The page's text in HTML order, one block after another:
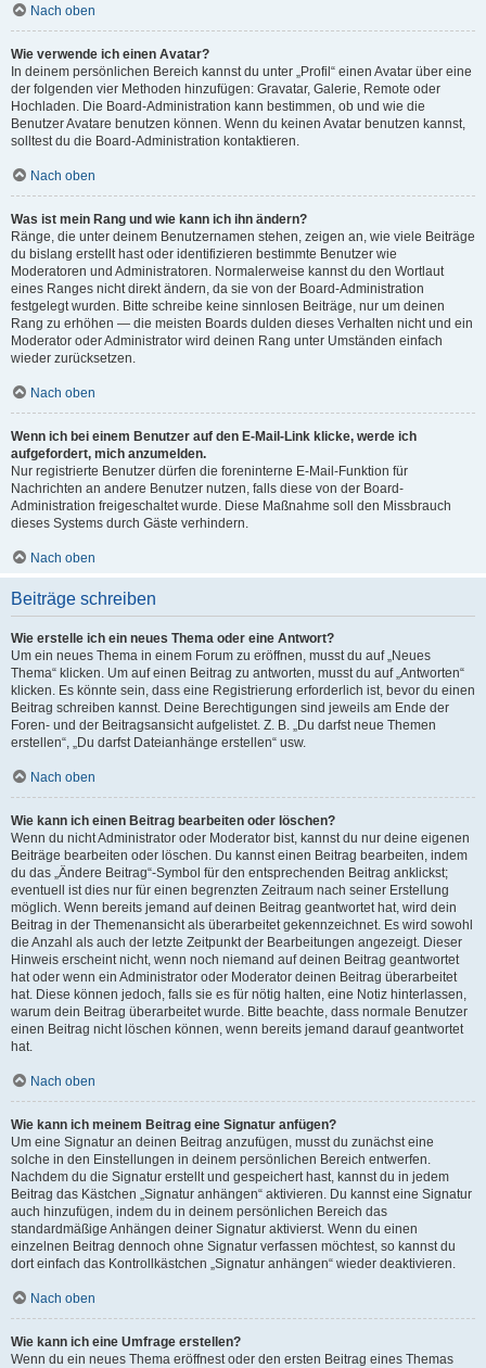
Nach oben
Wie verwende ich einen Avatar?
In deinem persönlichen Bereich kannst du unter „Profil“ einen Avatar über eine
der folgenden vier Methoden hinzufügen: Gravatar, Galerie, Remote oder
Hochladen. Die Board-Administration kann bestimmen, ob und wie die
Benutzer Avatare benutzen können. Wenn du keinen Avatar benutzen kannst,
solltest du die Board-Administration kontaktieren.
Nach oben
Was ist mein Rang und wie kann ich ihn ändern?
Ränge, die unter deinem Benutzernamen stehen, zeigen an, wie viele Beiträge
du bislang erstellt hast oder identifizieren bestimmte Benutzer wie
Moderatoren und Administratoren. Normalerweise kannst du den Wortlaut
eines Ranges nicht direkt ändern, da sie von der Board-Administration
festgelegt wurden. Bitte schreibe keine sinnlosen Beiträge, nur um deinen
Rang zu erhöhen — die meisten Boards dulden dieses Verhalten nicht und ein
Moderator oder Administrator wird deinen Rang unter Umständen einfach
wieder zurücksetzen.
Nach oben
Wenn ich bei einem Benutzer auf den E-Mail-Link klicke, werde ich
aufgefordert, mich anzumelden.
Nur registrierte Benutzer dürfen die foreninterne E-Mail-Funktion für
Nachrichten an andere Benutzer nutzen, falls diese von der Board-
Administration freigeschaltet wurde. Diese Maßnahme soll den Missbrauch
dieses Systems durch Gäste verhindern.
Nach oben
Beiträge schreiben
Wie erstelle ich ein neues Thema oder eine Antwort?
Um ein neues Thema in einem Forum zu eröffnen, musst du auf „Neues
Thema“ klicken. Um auf einen Beitrag zu antworten, musst du auf „Antworten“
klicken. Es könnte sein, dass eine Registrierung erforderlich ist, bevor du einen
Beitrag schreiben kannst. Deine Berechtigungen sind jeweils am Ende der
Foren- und der Beitragsansicht aufgelistet. Z. B. „Du darfst neue Themen
erstellen“, „Du darfst Dateianhänge erstellen“ usw.
Nach oben
Wie kann ich einen Beitrag bearbeiten oder löschen?
Wenn du nicht Administrator oder Moderator bist, kannst du nur deine eigenen
Beiträge bearbeiten oder löschen. Du kannst einen Beitrag bearbeiten, indem
du das „Ändere Beitrag“-Symbol für den entsprechenden Beitrag anklickst;
eventuell ist dies nur für einen begrenzten Zeitraum nach seiner Erstellung
möglich. Wenn bereits jemand auf deinen Beitrag geantwortet hat, wird dein
Beitrag in der Themenansicht als überarbeitet gekennzeichnet. Es wird sowohl
die Anzahl als auch der letzte Zeitpunkt der Bearbeitungen angezeigt. Dieser
Hinweis erscheint nicht, wenn noch niemand auf deinen Beitrag geantwortet
hat oder wenn ein Administrator oder Moderator deinen Beitrag überarbeitet
hat. Diese können jedoch, falls sie es für nötig halten, eine Notiz hinterlassen,
warum dein Beitrag überarbeitet wurde. Bitte beachte, dass normale Benutzer
einen Beitrag nicht löschen können, wenn bereits jemand darauf geantwortet
hat.
Nach oben
Wie kann ich meinem Beitrag eine Signatur anfügen?
Um eine Signatur an deinen Beitrag anzufügen, musst du zunächst eine
solche in den Einstellungen in deinem persönlichen Bereich entwerfen.
Nachdem du die Signatur erstellt und gespeichert hast, kannst du in jedem
Beitrag das Kästchen „Signatur anhängen“ aktivieren. Du kannst eine Signatur
auch hinzufügen, indem du in deinem persönlichen Bereich das
standardmäßige Anhängen deiner Signatur aktivierst. Wenn du einen
einzelnen Beitrag dennoch ohne Signatur verfassen möchtest, so kannst du
dort einfach das Kontrollkästchen „Signatur anhängen“ wieder deaktivieren.
Nach oben
Wie kann ich eine Umfrage erstellen?
Wenn du ein neues Thema eröffnest oder den ersten Beitrag eines Themas